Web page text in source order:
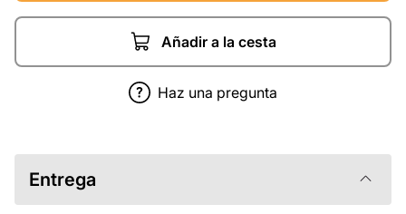
Añadir a la cesta
Haz una pregunta
Entrega